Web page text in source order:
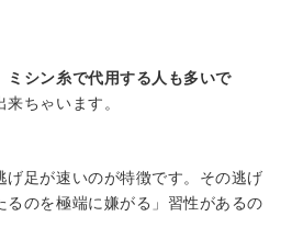
ミシン糸で代用する人も多いで
ちゃいます。
げ足が速いのが特徴です。その逃げ
るのを極端に嫌がる」習性があるの